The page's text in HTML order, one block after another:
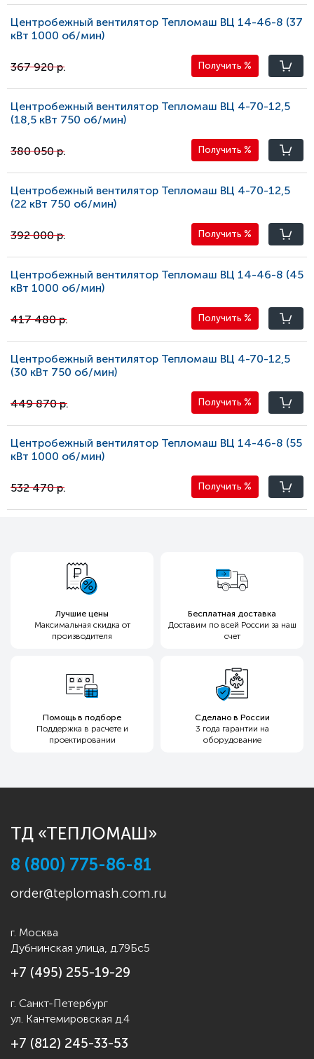
Центробежный вентилятор Тепломаш ВЦ 14-46-8 (37
кВт 1000 oб/мин)
367 920 р. Получить %
Центробежный вентилятор Тепломаш ВЦ 4-70-12,5
(18,5 кВт 750 oб/мин)
380 050 р. Получить %
Центробежный вентилятор Тепломаш ВЦ 4-70-12,5
(22 кВт 750 oб/мин)
392 000 р. Получить %
Центробежный вентилятор Тепломаш ВЦ 14-46-8 (45
кВт 1000 oб/мин)
417 480 р. Получить %
Центробежный вентилятор Тепломаш ВЦ 4-70-12,5
(30 кВт 750 oб/мин)
449 870 р. Получить %
Центробежный вентилятор Тепломаш ВЦ 14-46-8 (55
кВт 1000 oб/мин)
532 470 р. Получить %
Лучшие цены
Максимальная скидка от
производителя
Бесплатная доставка
Доставим по всей России за наш
счет
Помощь в подборе
Поддержка в расчете и
проектировании
Сделано в России
3 года гарантии на
оборудование
ТД «ТЕПЛОМАШ»
8 (800) 775-86-81
order@teplomash.com.ru
г. Москва
Дубнинская улица, д.79Бс5
+7 (495) 255-19-29
г. Санкт-Петербург
ул. Кантемировская д.4
+7 (812) 245-33-53